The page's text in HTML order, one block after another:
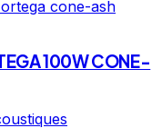
100W CONE-